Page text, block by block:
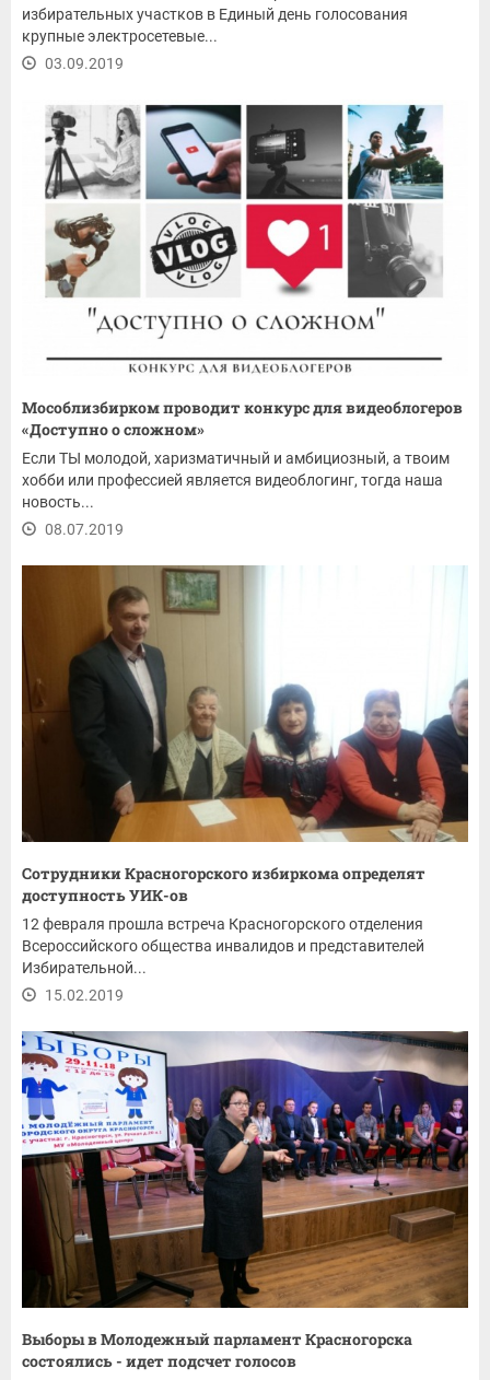
избирательных участков в Единый день голосования
крупные электросетевые...
03.09.2019
Мособлизбирком проводит конкурс для видеоблогеров
«Доступно о сложном»
Если ТЫ молодой, харизматичный и амбициозный, а твоим
хобби или профессией является видеоблогинг, тогда наша
новость...
08.07.2019
Сотрудники Красногорского избиркома определят
доступность УИК-ов
12 февраля прошла встреча Красногорского отделения
Всероссийского общества инвалидов и представителей
Избирательной...
15.02.2019
Выборы в Молодежный парламент Красногорска
состоялись - идет подсчет голосов